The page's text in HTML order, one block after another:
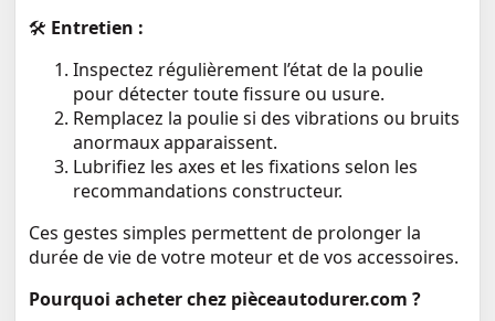
🛠️ Entretien :
Inspectez régulièrement l’état de la poulie
pour détecter toute fissure ou usure.
Remplacez la poulie si des vibrations ou bruits
anormaux apparaissent.
Lubrifiez les axes et les fixations selon les
recommandations constructeur.
Ces gestes simples permettent de prolonger la
durée de vie de votre moteur et de vos accessoires.
Pourquoi acheter chez pièceautodurer.com ?